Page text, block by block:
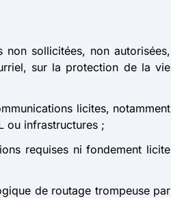
sollicitées, non autorisées,
sur la protection de la vie
licites, notamment
ou infrastructures ;
requises ni fondement licite
de routage trompeuse par